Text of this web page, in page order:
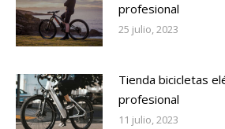
profesional
25 julio, 2023
Tienda bicicletas
profesional
11 julio, 2023